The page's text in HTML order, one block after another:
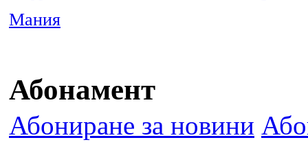
Мания
Абонамент
Абониране за новини